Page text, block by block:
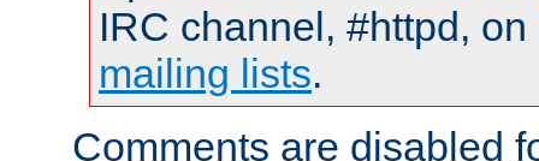
IRC channel, #httpd,
mailing lists.
Comments are disabled